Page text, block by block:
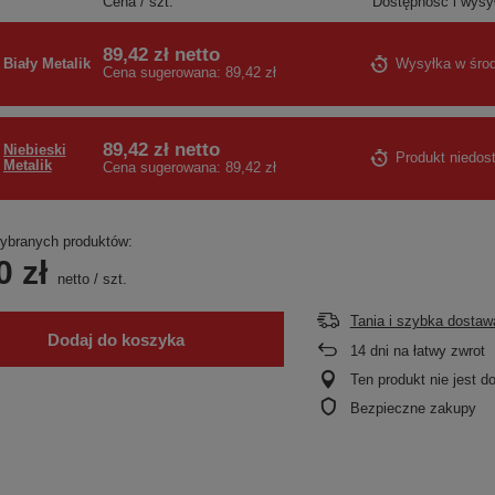
Biały Metalik 89,42 złnetto
Cena sugerowana: 89,42 zł
Wysyłka w
Niebieski
Metalik
89,42 złnetto
Cena sugerowana: 89,42 zł
Produkt
produktów:
zł netto/ szt.
Dodaj do koszyka
Tania i szybka
14dni na łatwy zwrot
Ten produkt nie jest
Bezpieczne zakupy